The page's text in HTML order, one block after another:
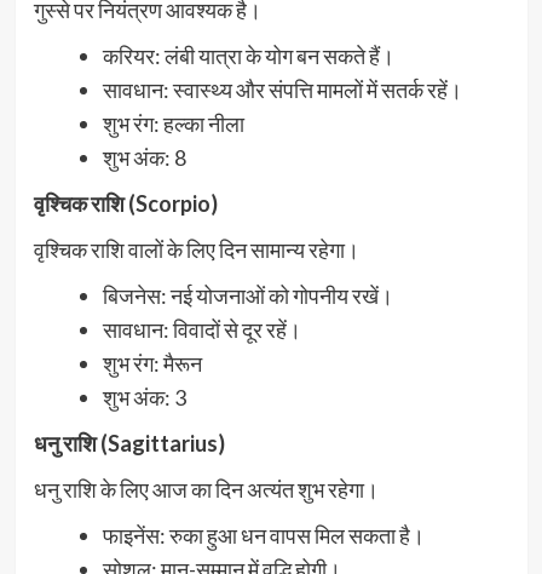
गुस्से पर नियंत्रण आवश्यक है।
करियर: लंबी यात्रा के योग बन सकते हैं।
सावधान: स्वास्थ्य और संपत्ति मामलों में सतर्क रहें।
शुभ रंग: हल्का नीला
शुभ अंक: 8
वृश्चिक राशि (Scorpio)
वृश्चिक राशि वालों के लिए दिन सामान्य रहेगा।
बिजनेस: नई योजनाओं को गोपनीय रखें।
सावधान: विवादों से दूर रहें।
शुभ रंग: मैरून
शुभ अंक: 3
धनु राशि (Sagittarius)
धनु राशि के लिए आज का दिन अत्यंत शुभ रहेगा।
फाइनेंस: रुका हुआ धन वापस मिल सकता है।